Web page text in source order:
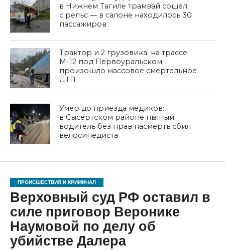
в Нижнем Тагиле трамвай сошёл
с рельс — в салоне находилось 30
пассажиров
Трактор и 2 грузовика: на трассе
М-12 под Первоуральском
произошло массовое смертельное
ДТП
Умер до приезда медиков:
в Сысертском районе пьяный
водитель без прав насмерть сбил
велосипедиста
ПРОИСШЕСТВИЯ И КРИМИНАЛ
Верховный суд РФ оставил в
силе приговор Веронике
Наумовой по делу об
убийстве Далера